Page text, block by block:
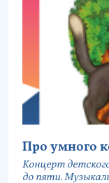
Про умного
Концерт
до пяти.